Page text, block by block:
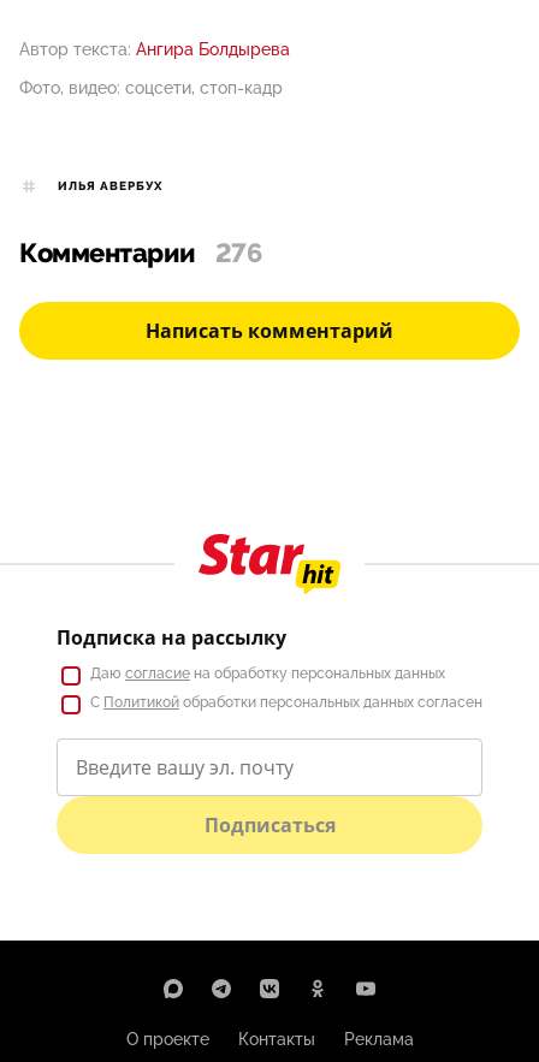
Автор текста: Ангира Болдырева
Фото, видео: соцсети, стоп-кадр
ИЛЬЯ АВЕРБУХ
Комментарии 276
Написать комментарий
Подписка на рассылку
Даю согласие на обработку персональных данных
С Политикой обработки персональных данных согласен
Подписаться
О проекте Контакты
Реклама